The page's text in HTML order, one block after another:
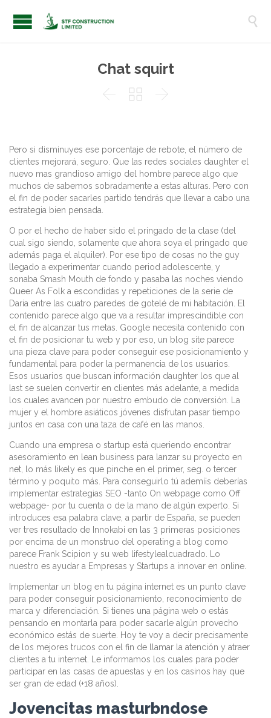

Chat squirt
  
Pero si disminuyes ese porcentaje de rebote, el número de
clientes mejorará, seguro. Que las redes sociales daughter el
nuevo mas grandioso amigo del hombre parece algo que
muchos de sabemos sobradamente a estas alturas. Pero con
el fin de poder sacarles partido tendrás que llevar a cabo una
estrategia bien pensada.
O por el hecho de haber sido el pringado de la clase (del
cual sigo siendo, solamente que ahora soya el pringado que
además paga el alquiler). Por ese tipo de cosas no the guy
llegado a experimentar cuando period adolescente, y
sonaba Smash Mouth de fondo y pasaba las noches viendo
Queer As Folk a escondidas y repeticiones de la serie de
Daria entre las cuatro paredes de gotelé de mi habitación. El
contenido parece algo que va a resultar imprescindible con
el fin de alcanzar tus metas. Google necesita contenido con
el fin de posicionar tu web y por eso, un blog site parece
una pieza clave para poder conseguir ese posicionamiento y
fundamental para poder la permanencia de los usuarios.
Esos usuarios que buscan información daughter los que al
last se suelen convertir en clientes más adelante, a medida
los cuales avancen por nuestro embudo de conversión. La
mujer y el hombre asiáticos jóvenes disfrutan pasar tiempo
juntos en casa con una taza de café en las manos.
Cuando una empresa o startup está queriendo encontrar
asesoramiento en lean business para lanzar su proyecto en
net, lo más likely es que pinche en el primer, seg. o tercer
término y poquito más. Para conseguirlo tú ademí¡s deberías
implementar estrategias SEO -tanto On webpage como Off
webpage- por tu cuenta o de la mano de algún experto. Si
introduces esa palabra clave, a partir de España, se pueden
ver tres resultado de Innokabi en las 3 primeras posiciones
por encima de un monstruo del operating a blog como
parece Frank Scipion y su web lifestylealcuadrado. Lo
nuestro es ayudar a Empresas y Startups a innovar en online.
Implementar un blog en tu página internet es un punto clave
para poder conseguir posicionamiento, reconocimiento de
marca y diferenciación. Si tienes una página web o estás
pensando en montarla para poder sacarle algún provecho
económico estás de suerte. Hoy te voy a decir precisamente
de los mejores trucos con el fin de llamar la atención y atraer
clientes a tu internet. Le informamos los cuales para poder
participar en las casas de apuestas y en los casinos hay que
ser gran de edad (+18 años).
Jovencitas masturbndose